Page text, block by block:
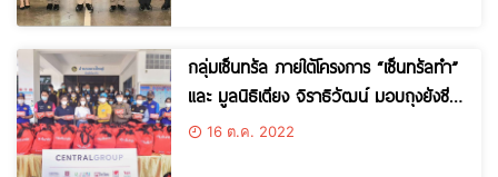
กลุ่มเซ็นทรัล ภายใต้โครงการ “เซ็นทรัลทำ”
และ มูลนิธิเตียง จิราธิวัฒน์ มอบถุงยังชีพ
จำนวน 300 ชุด และ Mister Donut
16 ต.ค. 2022